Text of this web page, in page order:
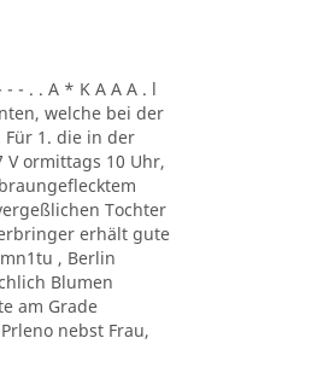
- . . A * K A A A . l
welche bei der
1. die in der
V ormittags 10 Uhr,
Tochter
erhält gute
, Berlin
Blumen
am Grade
nebst Frau,